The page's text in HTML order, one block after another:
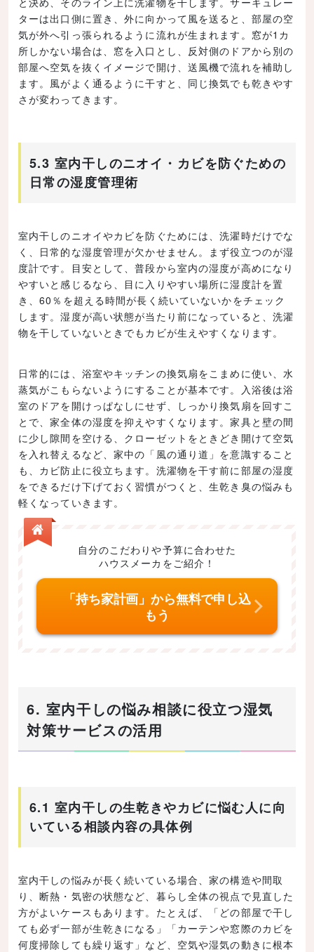
ターは出口側に置き、外に向かって風を送ると、部屋の空
気が外へ引っ張られるように流れが生まれます。窓が1カ
所しかない場合は、窓を入口とし、反対側のドアから別の
部屋へ空気を抜くイメージで開け、送風機で流れを補助し
ます。風がよく通るように干すと、同じ換気でも乾きやす
さが変わってきます。
5.3 室内干しのニオイ・カビを防ぐための
日常の湿度管理術
室内干しのニオイやカビを防ぐためには、洗濯時だけでな
く、日常的な湿度管理が欠かせません。まず役立つのが湿
度計です。目安として、普段から室内の湿度が高めになり
やすいと感じるなら、目に入りやすい場所に湿度計を置
き、60％を超える時間が長く続いていないかをチェック
します。湿度が高い状態が当たり前になっていると、洗濯
物を干していないときでもカビが生えやすくなります。
日常的には、浴室やキッチンの換気扇をこまめに使い、水
蒸気がこもらないようにすることが基本です。入浴後は浴
室のドアを開けっぱなしにせず、しっかり換気扇を回すこ
とで、家全体の湿度を抑えやすくなります。家具と壁の間
に少し隙間を空ける、クローゼットをときどき開けて空気
を入れ替えるなど、家中の「風の通り道」を意識すること
も、カビ防止に役立ちます。洗濯物を干す前に部屋の湿度
をできるだけ下げておく習慣がつくと、生乾き臭の悩みも
軽くなっていきます。
自分のこだわりや予算に合わせた
ハウスメーカをご紹介！
「持ち家計画」から無料で申し込
もう
6. 室内干しの悩み相談に役立つ湿気
対策サービスの活用
6.1 室内干しの生乾きやカビに悩む人に向
いている相談内容の具体例
室内干しの悩みが長く続いている場合、家の構造や間取
り、断熱・気密の状態など、暮らし全体の視点で見直した
方がよいケースもあります。たとえば、「どの部屋で干し
ても必ず一部が生乾きになる」「カーテンや窓際のカビを
何度掃除しても繰り返す」など、空気や湿気の動きに根本